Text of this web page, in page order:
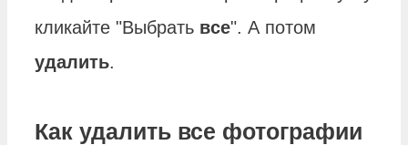
кликайте "Выбрать все". А потом
удалить.
Как удалить все фотографии